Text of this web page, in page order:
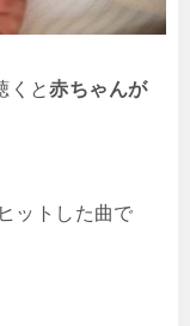
くと赤ちゃんが
ットした曲で